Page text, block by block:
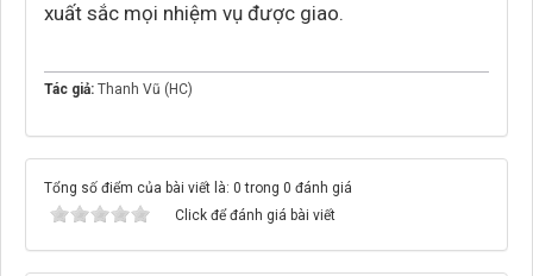
xuất sắc mọi nhiệm vụ được giao.
Tác giả: Thanh Vũ (HC)
Tổng số điểm của bài viết là: 0 trong 0 đánh giá
Click để đánh giá bài viết